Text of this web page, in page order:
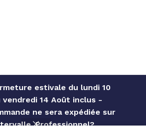
estivale du lundi 10
vendredi 14 Août inclus -
ne sera expédiée sur
Professionnel?
2022 Réalisé parACS INFORMATIQUE